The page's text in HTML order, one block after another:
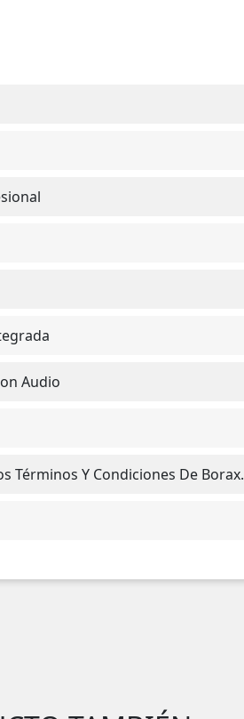
Audio
Términos Y Condiciones De Borax.